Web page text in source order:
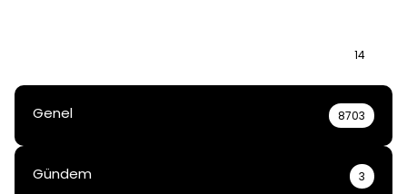
14
Genel 8703
Gündem 3